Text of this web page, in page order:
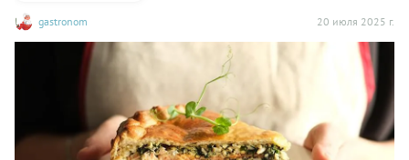
gastronom 20 июля 2025 г.